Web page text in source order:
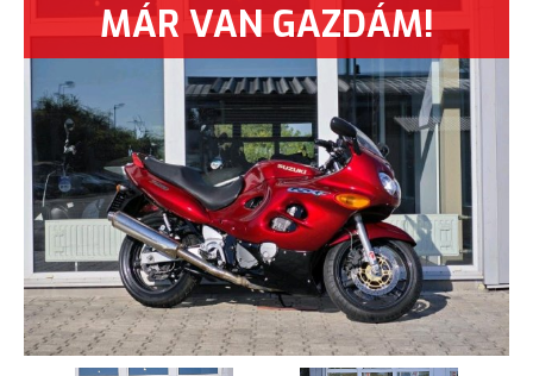
MÁR VAN GAZDÁM!